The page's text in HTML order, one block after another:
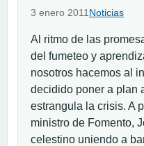
3 enero 2011 Noticias
Al ritmo de las
del fumeteo y
nosotros hacemos al
decidido poner a plan
estrangula la crisis. A
ministro de Fomento,
celestino uniendo a